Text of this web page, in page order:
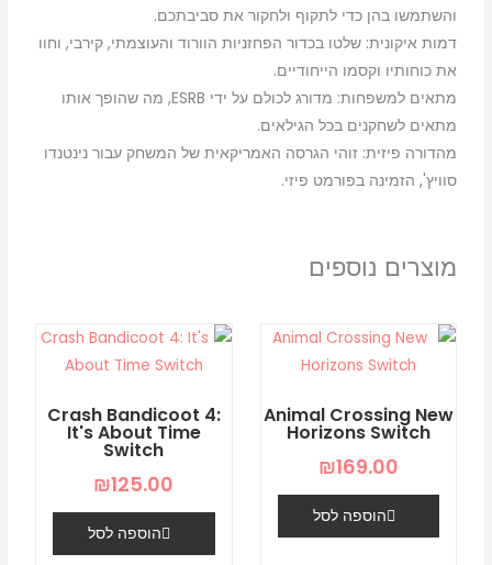
והשתמשו בהן כדי לתקוף ולחקור את סביבתכם.
דמות איקונית: שלטו בכדור הפחזניות הוורוד והעוצמתי, קירבי, וחוו
את כוחותיו וקסמו הייחודיים.
מתאים למשפחות: מדורג לכולם על ידי ESRB, מה שהופך אותו
מתאים לשחקנים בכל הגילאים.
מהדורה פיזית: זוהי הגרסה האמריקאית של המשחק עבור נינטנדו
סוויץ', הזמינה בפורמט פיזי.
מוצרים נוספים
Animal Crossing New
Horizons Switch
₪169.00
הוספה לסל
Crash Bandicoot 4:
It's About Time
Switch
₪125.00
הוספה לסל